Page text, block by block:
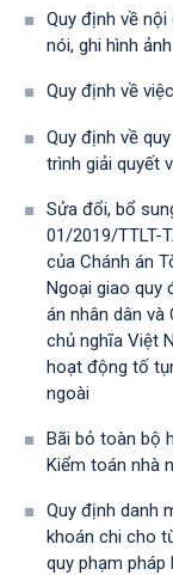
Quy định về nội
nói, ghi hình
Quy định về
Quy định về
trình giải quyết
Sửa đổi, bổ
01/2019/TTLT-
của Chánh án
Ngoại giao quy
án nhân dân và
chủ nghĩa Việt
hoạt động tố
ngoài
Bãi bỏ toàn bộ
Kiểm toán nhà
Quy định danh
khoán chi cho
quy phạm pháp